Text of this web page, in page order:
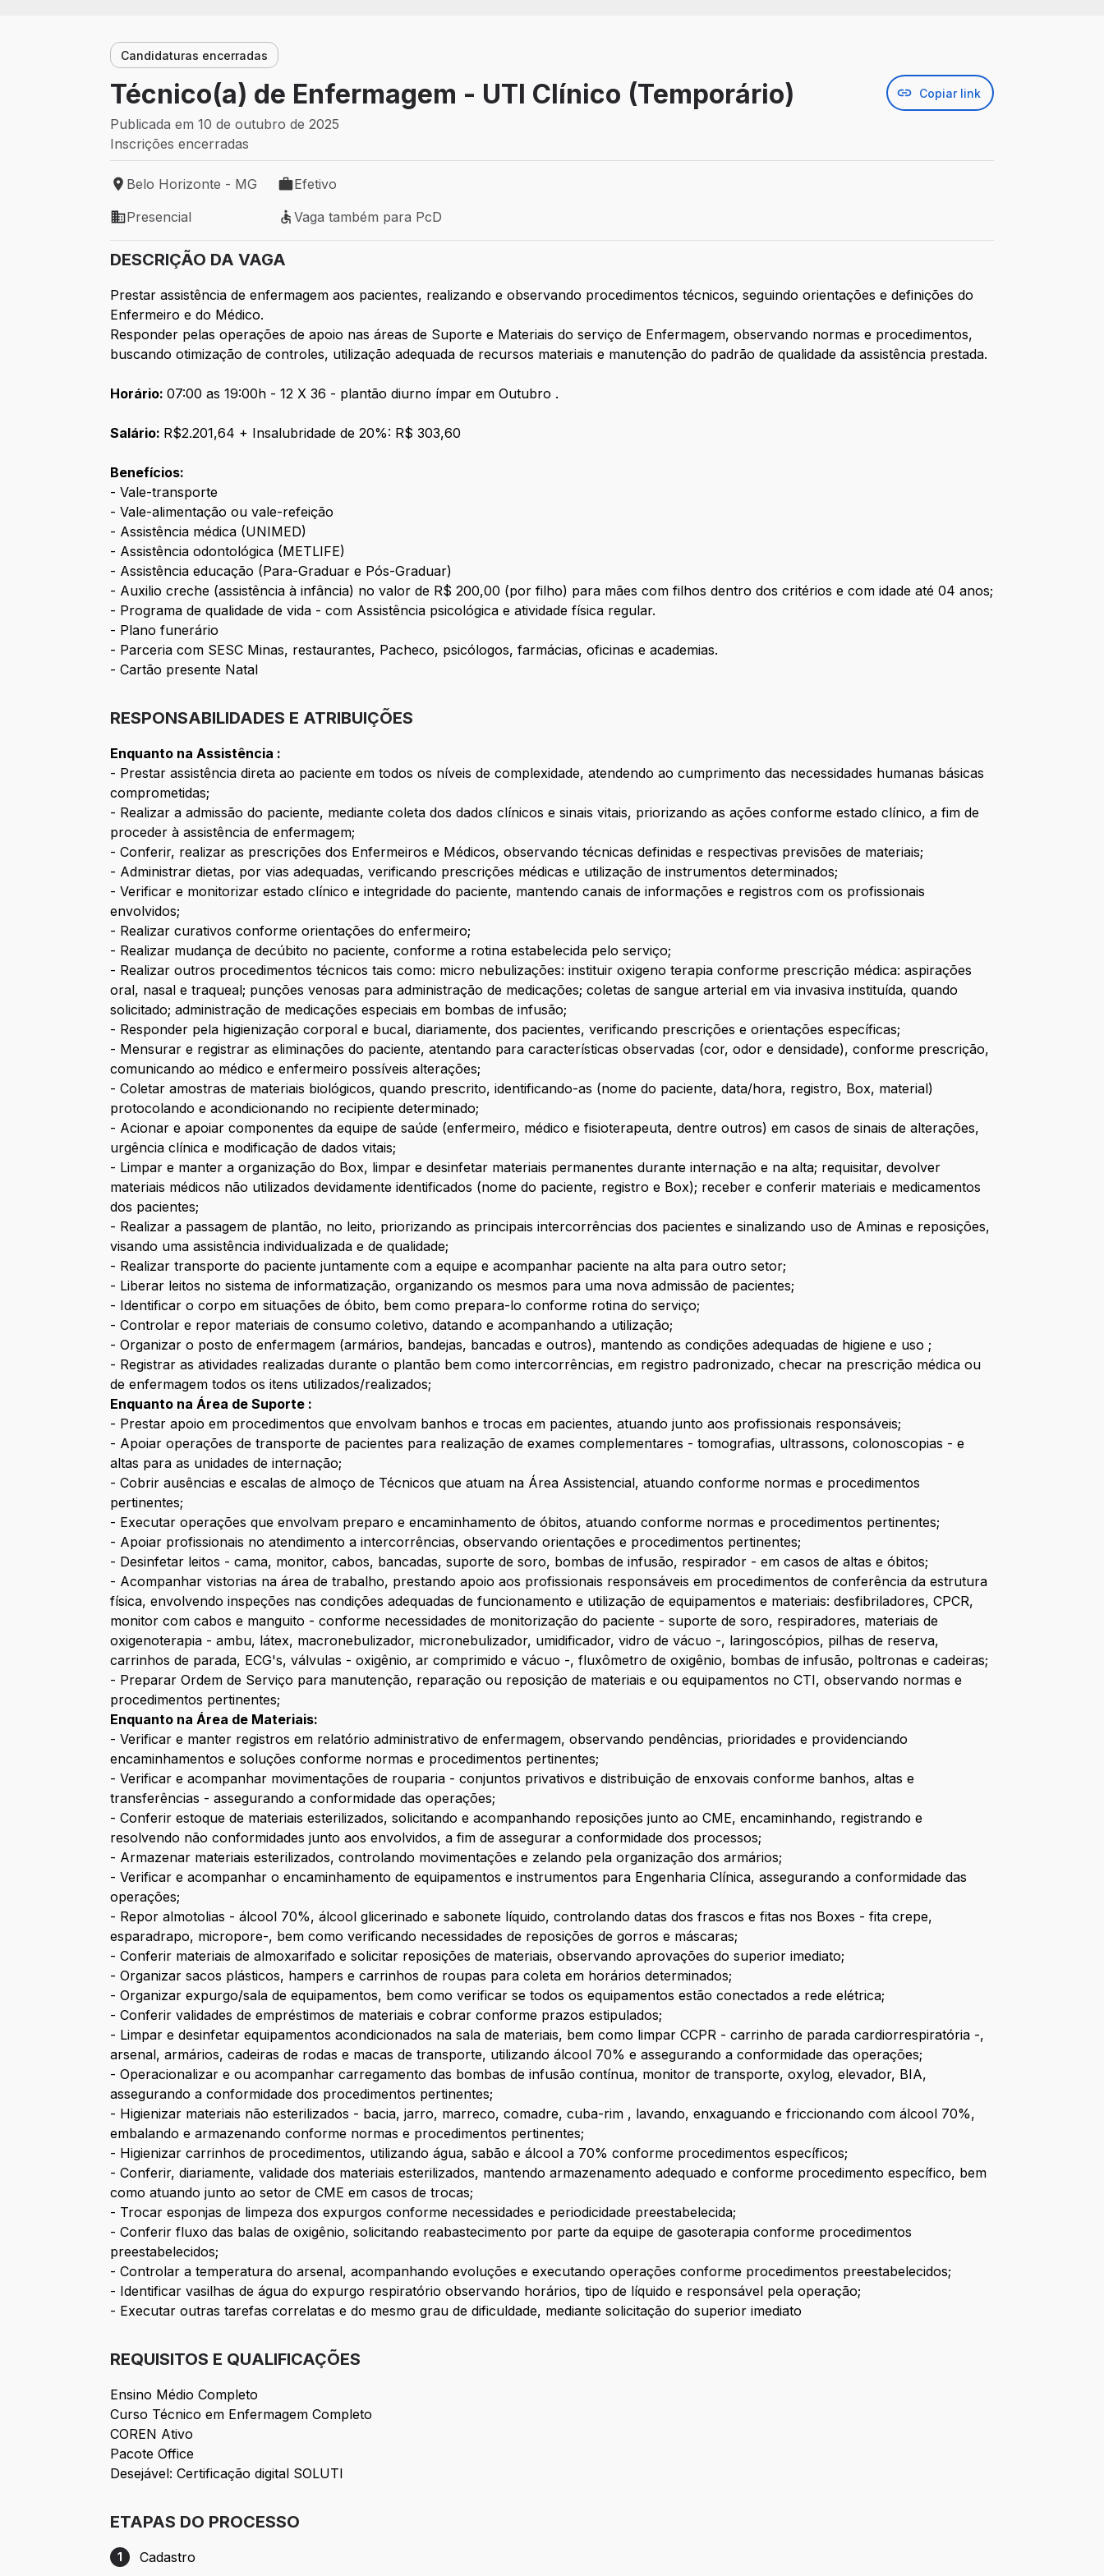
Candidaturas encerradas
Técnico(a) de Enfermagem - UTI Clínico (Temporário) Copiar link
Publicada em 10 de outubro de 2025
Inscrições encerradas
Local de trabalho: Belo Horizonte - MG
Belo Horizonte - MG
Tipo de vaga: Efetivo
Efetivo
Modelo de trabalho: Presencial
Presencial
Vaga também para PcD
Vaga também para PcD
DESCRIÇÃO DA VAGA
Prestar assistência de enfermagem aos pacientes, realizando e observando procedimentos técnicos, seguindo orientações e definições do
Enfermeiro e do Médico.
Responder pelas operações de apoio nas áreas de Suporte e Materiais do serviço de Enfermagem, observando normas e procedimentos,
buscando otimização de controles, utilização adequada de recursos materiais e manutenção do padrão de qualidade da assistência prestada.
Horário:07:00 as 19:00h - 12 X 36 - plantão diurno ímpar em Outubro .
Salário: R$2.201,64 + Insalubridade de 20%: R$ 303,60
Benefícios:
- Vale-transporte
- Vale-alimentação ou vale-refeição
- Assistência médica (UNIMED)
- Assistência odontológica (METLIFE)
- Assistência educação (Para-Graduar e Pós-Graduar)
- Auxilio creche (assistência à infância) no valor de R$ 200,00 (por filho) para mães com filhos dentro dos critérios e com idade até 04 anos;
- Programa de qualidade de vida - com Assistência psicológica e atividade física regular.
- Plano funerário
- Parceria com SESC Minas, restaurantes, Pacheco, psicólogos, farmácias, oficinas e academias.
- Cartão presente Natal
RESPONSABILIDADES E ATRIBUIÇÕES
Enquanto na Assistência :
- Prestar assistência direta ao paciente em todos os níveis de complexidade, atendendo ao cumprimento das necessidades humanas básicas
comprometidas;
- Realizar a admissão do paciente, mediante coleta dos dados clínicos e sinais vitais, priorizando as ações conforme estado clínico, a fim de
proceder à assistência de enfermagem;
- Conferir, realizar as prescrições dos Enfermeiros e Médicos, observando técnicas definidas e respectivas previsões de materiais;
- Administrar dietas, por vias adequadas, verificando prescrições médicas e utilização de instrumentos determinados;
- Verificar e monitorizar estado clínico e integridade do paciente, mantendo canais de informações e registros com os profissionais
envolvidos;
- Realizar curativos conforme orientações do enfermeiro;
- Realizar mudança de decúbito no paciente, conforme a rotina estabelecida pelo serviço;
- Realizar outros procedimentos técnicos tais como: micro nebulizações: instituir oxigeno terapia conforme prescrição médica: aspirações
oral, nasal e traqueal; punções venosas para administração de medicações; coletas de sangue arterial em via invasiva instituída, quando
solicitado; administração de medicações especiais em bombas de infusão;
- Responder pela higienização corporal e bucal, diariamente, dos pacientes, verificando prescrições e orientações específicas;
- Mensurar e registrar as eliminações do paciente, atentando para características observadas (cor, odor e densidade), conforme prescrição,
comunicando ao médico e enfermeiro possíveis alterações;
- Coletar amostras de materiais biológicos, quando prescrito, identificando-as (nome do paciente, data/hora, registro, Box, material)
protocolando e acondicionando no recipiente determinado;
- Acionar e apoiar componentes da equipe de saúde (enfermeiro, médico e fisioterapeuta, dentre outros) em casos de sinais de alterações,
urgência clínica e modificação de dados vitais;
- Limpar e manter a organização do Box, limpar e desinfetar materiais permanentes durante internação e na alta; requisitar, devolver
materiais médicos não utilizados devidamente identificados (nome do paciente, registro e Box); receber e conferir materiais e medicamentos
dos pacientes;
- Realizar a passagem de plantão, no leito, priorizando as principais intercorrências dos pacientes e sinalizando uso de Aminas e reposições,
visando uma assistência individualizada e de qualidade;
- Realizar transporte do paciente juntamente com a equipe e acompanhar paciente na alta para outro setor;
- Liberar leitos no sistema de informatização, organizando os mesmos para uma nova admissão de pacientes;
- Identificar o corpo em situações de óbito, bem como prepara-lo conforme rotina do serviço;
- Controlar e repor materiais de consumo coletivo, datando e acompanhando a utilização;
- Organizar o posto de enfermagem (armários, bandejas, bancadas e outros), mantendo as condições adequadas de higiene e uso ;
- Registrar as atividades realizadas durante o plantão bem como intercorrências, em registro padronizado, checar na prescrição médica ou
de enfermagem todos os itens utilizados/realizados;
Enquanto na Área de Suporte :
- Prestar apoio em procedimentos que envolvam banhos e trocas em pacientes, atuando junto aos profissionais responsáveis;
- Apoiar operações de transporte de pacientes para realização de exames complementares - tomografias, ultrassons, colonoscopias - e
altas para as unidades de internação;
- Cobrir ausências e escalas de almoço de Técnicos que atuam na Área Assistencial, atuando conforme normas e procedimentos
pertinentes;
- Executar operações que envolvam preparo e encaminhamento de óbitos, atuando conforme normas e procedimentos pertinentes;
- Apoiar profissionais no atendimento a intercorrências, observando orientações e procedimentos pertinentes;
- Desinfetar leitos - cama, monitor, cabos, bancadas, suporte de soro, bombas de infusão, respirador - em casos de altas e óbitos;
- Acompanhar vistorias na área de trabalho, prestando apoio aos profissionais responsáveis em procedimentos de conferência da estrutura
física, envolvendo inspeções nas condições adequadas de funcionamento e utilização de equipamentos e materiais: desfibriladores, CPCR,
monitor com cabos e manguito - conforme necessidades de monitorização do paciente - suporte de soro, respiradores, materiais de
oxigenoterapia - ambu, látex, macronebulizador, micronebulizador, umidificador, vidro de vácuo -, laringoscópios, pilhas de reserva,
carrinhos de parada, ECG's, válvulas - oxigênio, ar comprimido e vácuo -, fluxômetro de oxigênio, bombas de infusão, poltronas e cadeiras;
- Preparar Ordem de Serviço para manutenção, reparação ou reposição de materiais e ou equipamentos no CTI, observando normas e
procedimentos pertinentes;
Enquanto na Área de Materiais:
- Verificar e manter registros em relatório administrativo de enfermagem, observando pendências, prioridades e providenciando
encaminhamentos e soluções conforme normas e procedimentos pertinentes;
- Verificar e acompanhar movimentações de rouparia - conjuntos privativos e distribuição de enxovais conforme banhos, altas e
transferências - assegurando a conformidade das operações;
- Conferir estoque de materiais esterilizados, solicitando e acompanhando reposições junto ao CME, encaminhando, registrando e
resolvendo não conformidades junto aos envolvidos, a fim de assegurar a conformidade dos processos;
- Armazenar materiais esterilizados, controlando movimentações e zelando pela organização dos armários;
- Verificar e acompanhar o encaminhamento de equipamentos e instrumentos para Engenharia Clínica, assegurando a conformidade das
operações;
- Repor almotolias - álcool 70%, álcool glicerinado e sabonete líquido, controlando datas dos frascos e fitas nos Boxes - fita crepe,
esparadrapo, micropore-, bem como verificando necessidades de reposições de gorros e máscaras;
- Conferir materiais de almoxarifado e solicitar reposições de materiais, observando aprovações do superior imediato;
- Organizar sacos plásticos, hampers e carrinhos de roupas para coleta em horários determinados;
- Organizar expurgo/sala de equipamentos, bem como verificar se todos os equipamentos estão conectados a rede elétrica;
- Conferir validades de empréstimos de materiais e cobrar conforme prazos estipulados;
- Limpar e desinfetar equipamentos acondicionados na sala de materiais, bem como limpar CCPR - carrinho de parada cardiorrespiratória -,
arsenal, armários, cadeiras de rodas e macas de transporte, utilizando álcool 70% e assegurando a conformidade das operações;
- Operacionalizar e ou acompanhar carregamento das bombas de infusão contínua, monitor de transporte, oxylog, elevador, BIA,
assegurando a conformidade dos procedimentos pertinentes;
- Higienizar materiais não esterilizados - bacia, jarro, marreco, comadre, cuba-rim , lavando, enxaguando e friccionando com álcool 70%,
embalando e armazenando conforme normas e procedimentos pertinentes;
- Higienizar carrinhos de procedimentos, utilizando água, sabão e álcool a 70% conforme procedimentos específicos;
- Conferir, diariamente, validade dos materiais esterilizados, mantendo armazenamento adequado e conforme procedimento específico, bem
como atuando junto ao setor de CME em casos de trocas;
- Trocar esponjas de limpeza dos expurgos conforme necessidades e periodicidade preestabelecida;
- Conferir fluxo das balas de oxigênio, solicitando reabastecimento por parte da equipe de gasoterapia conforme procedimentos
preestabelecidos;
- Controlar a temperatura do arsenal, acompanhando evoluções e executando operações conforme procedimentos preestabelecidos;
- Identificar vasilhas de água do expurgo respiratório observando horários, tipo de líquido e responsável pela operação;
- Executar outras tarefas correlatas e do mesmo grau de dificuldade, mediante solicitação do superior imediato
REQUISITOS E QUALIFICAÇÕES
Ensino Médio Completo
Curso Técnico em Enfermagem Completo
COREN Ativo
Pacote Office
Desejável: Certificação digital SOLUTI
ETAPAS DO PROCESSO
Etapa 1: Cadastro
1 Cadastro